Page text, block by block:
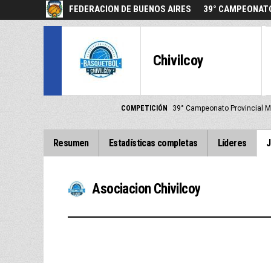
FEDERACION DE BUENOS AIRES 39°
Chivilcoy
COMPETICIÓN 39° Campeonato Provincial
Resumen Estadísticas completas Líderes
Asociacion Chivilcoy